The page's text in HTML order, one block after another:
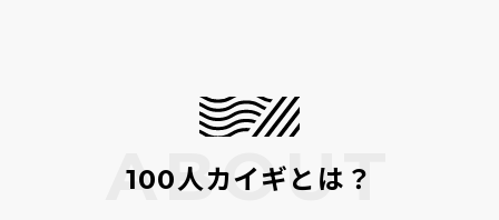
100人カイギとは？